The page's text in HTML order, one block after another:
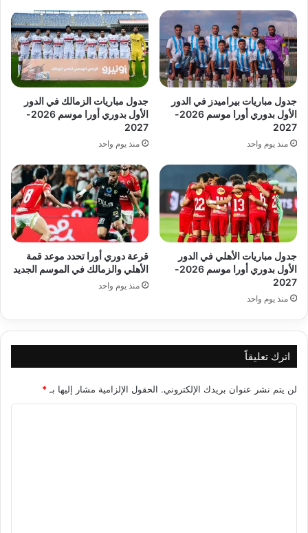
جدول مباريات بيراميدز في الدور
الأول بدوري أورا موسم 2026-
2027
منذ يوم واحد
جدول مباريات الزمالك في الدور
الأول بدوري أورا موسم 2026-
2027
منذ يوم واحد
جدول مباريات الأهلي في الدور
الأول بدوري أورا موسم 2026-
2027
منذ يوم واحد
قرعة دوري أورا تحدد موعد قمة
الأهلي والزمالك في الموسم الجديد
منذ يوم واحد
اترك تعليقاً
لن يتم نشر عنوان بريدك الإلكتروني. الحقول الإلزامية مشار إليها بـ*